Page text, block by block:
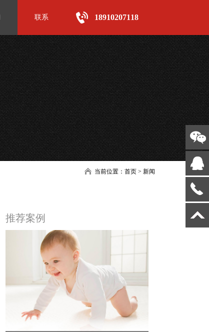
联系 18910207118
当前位置：首页 >新闻
推荐案例